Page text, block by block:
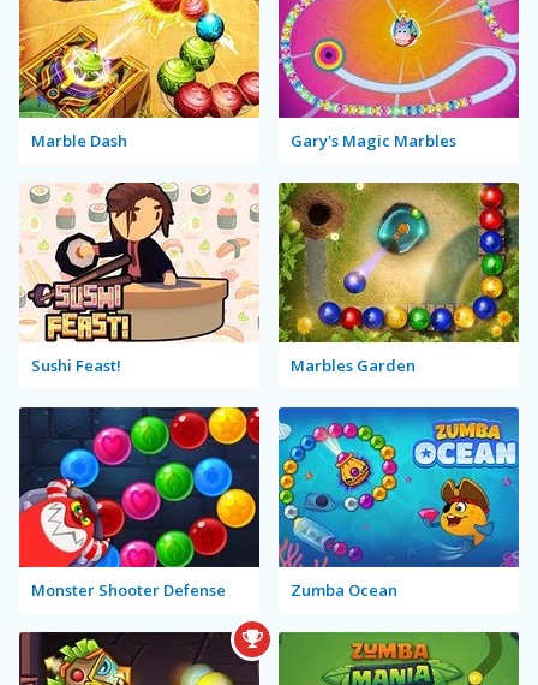
Marble Dash Gary's Magic Marbles
Sushi Feast! Marbles Garden
Monster Shooter Defense Zumba Ocean